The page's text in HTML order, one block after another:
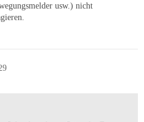
usw.) nicht